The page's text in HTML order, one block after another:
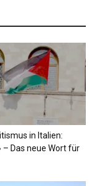
in Italien:
– Das neue Wort für